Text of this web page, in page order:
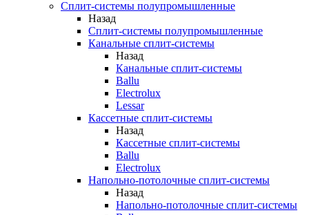
Сплит-системы полупромышленные
Назад
Сплит-системы полупромышленные
Канальные сплит-системы
Назад
Канальные сплит-системы
Ballu
Electrolux
Lessar
Кассетные сплит-системы
Назад
Кассетные сплит-системы
Ballu
Electrolux
Напольно-потолочные сплит-системы
Назад
Напольно-потолочные сплит-системы